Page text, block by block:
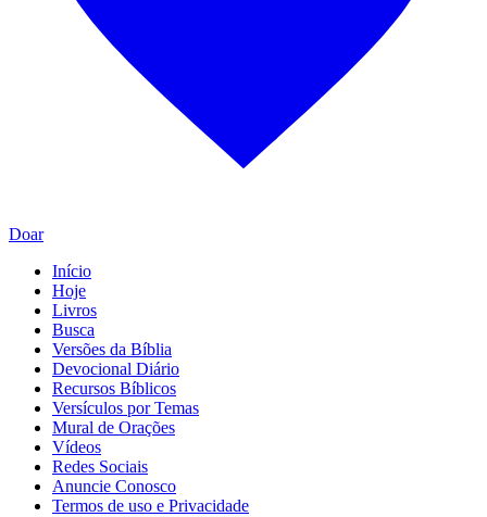
Doar
Início
Hoje
Livros
Busca
Versões da Bíblia
Devocional Diário
Recursos Bíblicos
Versículos por Temas
Mural de Orações
Vídeos
Redes Sociais
Anuncie Conosco
Termos de uso e Privacidade